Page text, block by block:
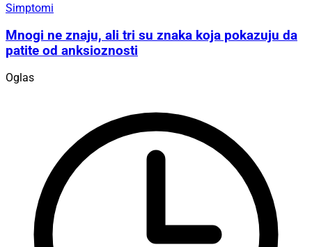
Simptomi
Mnogi ne znaju, ali tri su znaka koja pokazuju da
patite od anksioznosti
Oglas